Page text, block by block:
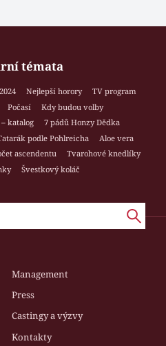
témata
Nejlepší horory
TV program
Počasí
Kdy budou volby
katalog
7 pádů Honzy Dědka
podle Pohlreicha
Aloe vera
ascendentu
Tvarohové knedlíky
Švestkový koláč
Management
Press
Castingy a výzvy
Kontakty